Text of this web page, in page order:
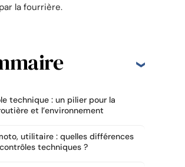
la fourrière.
technique : un pilier pour la
et l’environnement
utilitaire : quelles différences
techniques ?